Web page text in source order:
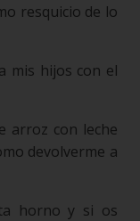
resquicio de lo
mis hijos con el
arroz con leche
devolverme a
horno y si os